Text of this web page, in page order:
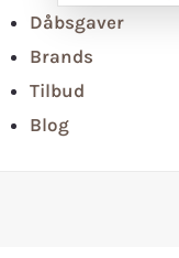
Dåbsgaver
Brands
Tilbud
Blog